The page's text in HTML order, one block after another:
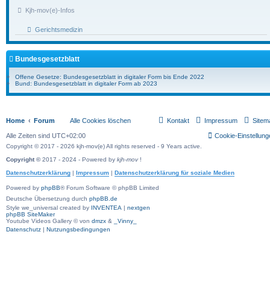
Kjh-mov(e)-Infos
Gerichtsmedizin
Bundesgesetzblatt
Offene Gesetze: Bundesgesetzblatt in digitaler Form bis Ende 2022
Bund: Bundesgesetzblatt in digitaler Form ab 2023
Home Forum Impressum
Kontakt
Alle Cookies löschen
Alle Zeiten sind UTC+02:00 Cookie-
Copyright © 2017 - 2026 kjh-mov(e) All rights reserved - 9 Years active.
Copyright ©2017 - 2024 - Powered by kjh-mov!
Datenschutzerklärung | Impressum | Datenschutzerklärung für soziale Medien
Powered by phpBB® Forum Software © phpBB Limited
Deutsche Übersetzung durch phpBB.de
Style we_universal created by INVENTEA | nextgen
phpBB SiteMaker
Youtube Videos Gallery ©von dmzx &
_Vinny_
Datenschutz | Nutzungsbedingungen